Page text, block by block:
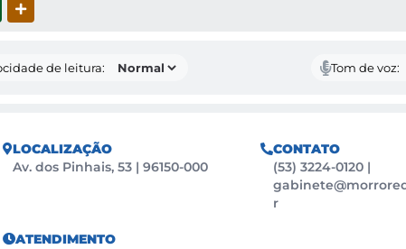
WHATSAPP
de leitura: Tom de voz:
LOCALIZAÇÃO
Av. dos Pinhais, 53 | 96150-000
CONTATO
(53) 3224-0120 |
r
ATENDIMENTO